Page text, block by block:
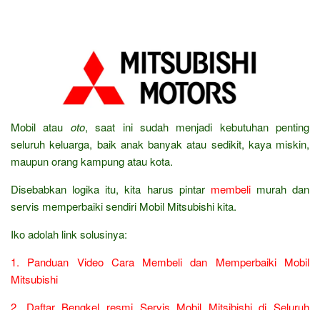
Mobil atau oto, saat ini sudah menjadi kebutuhan penting
seluruh keluarga, baik anak banyak atau sedikit, kaya miskin,
maupun orang kampung atau kota.
Disebabkan logika itu, kita harus pintar membelimurah dan
servis memperbaiki sendiri Mobil Mitsubishi kita.
Iko adolah link solusinya:
1. Panduan Video Cara Membeli dan Memperbaiki Mobil
Mitsubishi
2. Daftar Bengkel resmi Servis Mobil Mitsibishi di Seluruh